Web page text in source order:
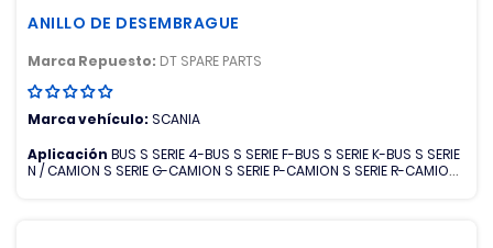
ANILLO DE DESEMBRAGUE
Marca Repuesto: DT SPARE PARTS
Marca vehículo:SCANIA
Aplicación BUS S SERIE 4-BUS S SERIE F-BUS S SERIE K-BUS S SERIE
N / CAMION S SERIE G-CAMION S SERIE P-CAMION S SERIE R-CAMION